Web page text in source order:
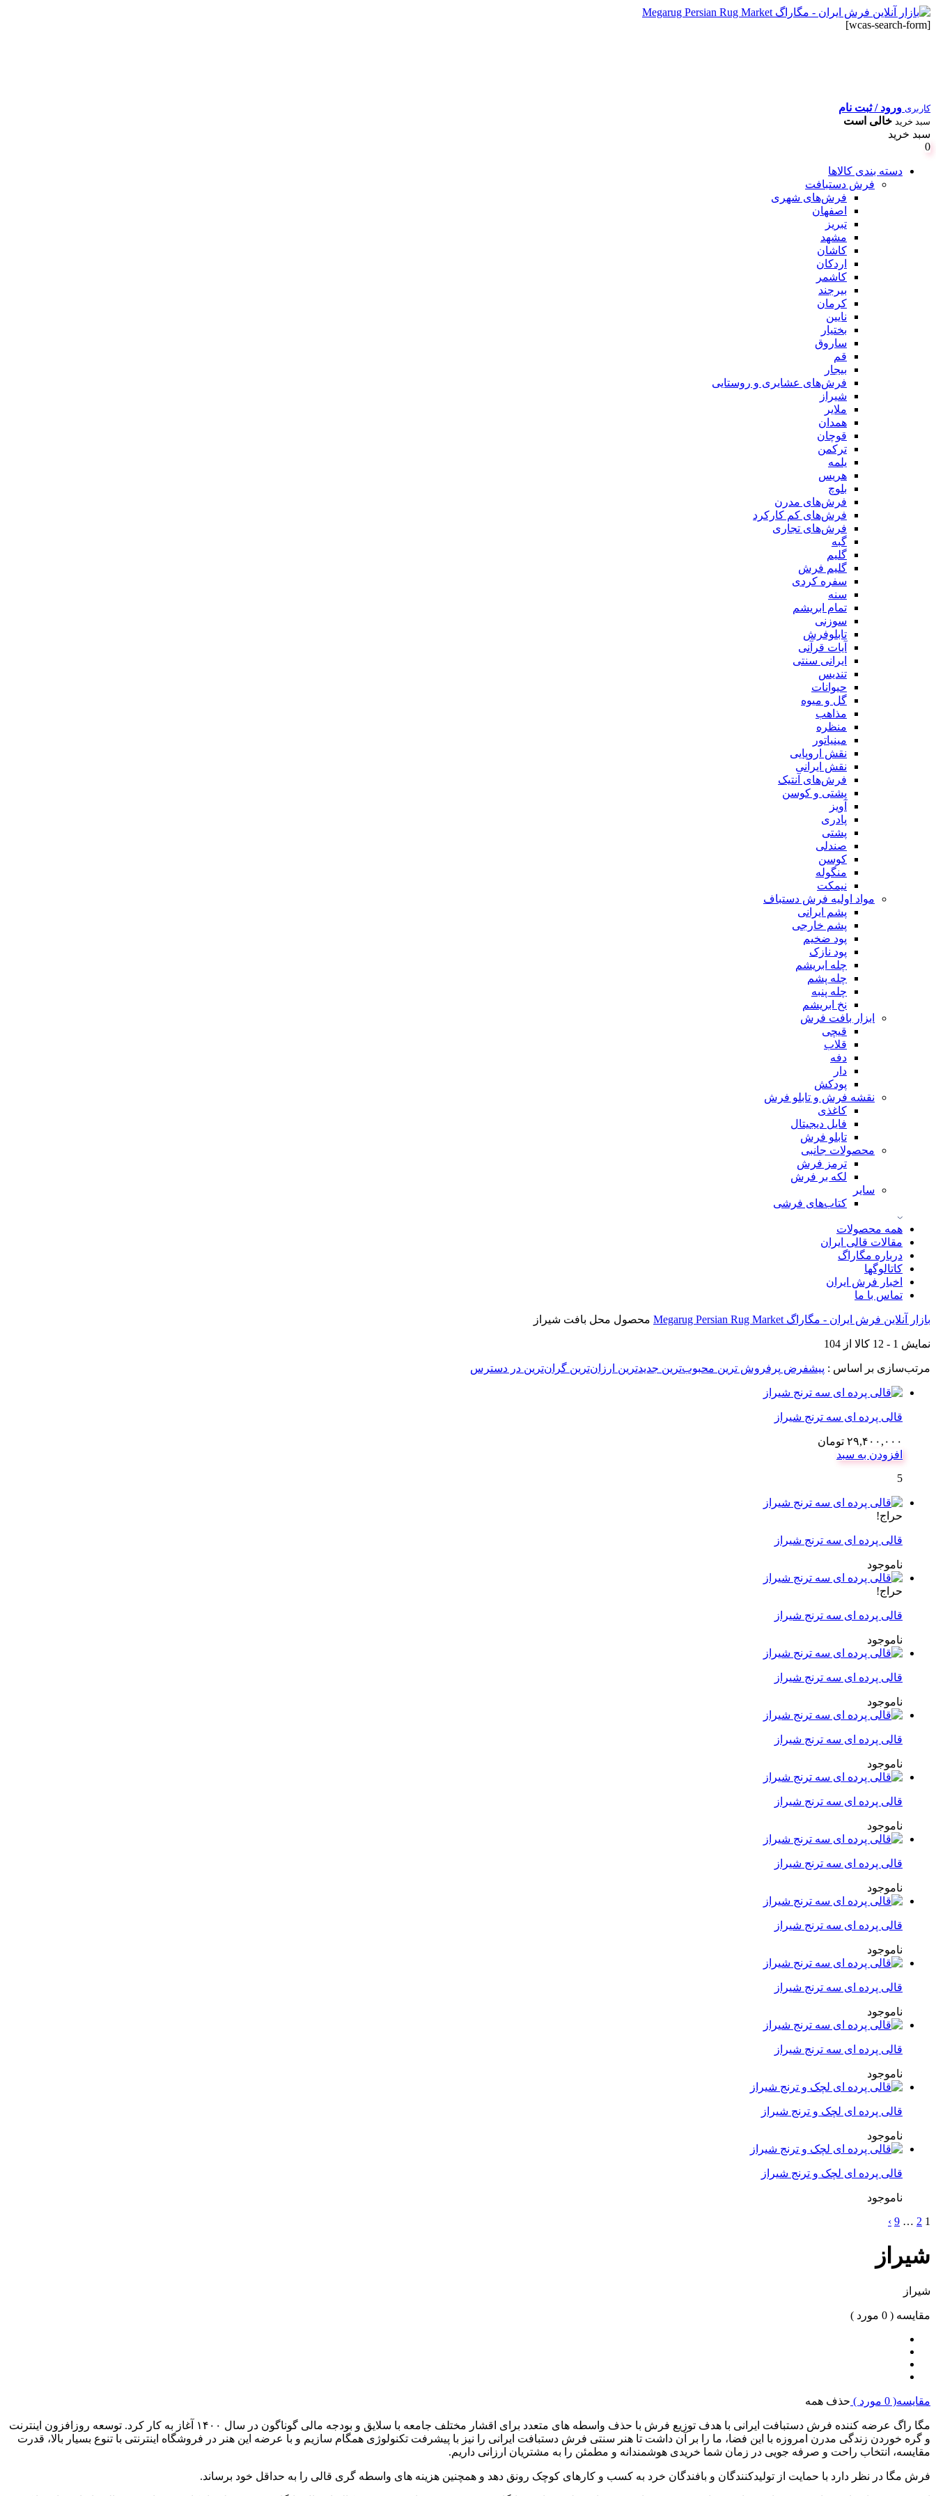
[wcas-search-form]
کاربری ورود / ثبت نام
سبد خرید خالی است
سبد خرید
0
دسته بندی کالاها
فرش دستبافت
فرش‌های شهری
اصفهان
تبریز
مشهد
کاشان
اردکان
کاشمر
بیرجند
کرمان
نایین
بختیار
ساروق
قم
بیجار
فرش‌های عشایری و روستایی
شیراز
ملایر
همدان
قوچان
ترکمن
یلمه
هریس
بلوچ
فرش‌های مدرن
فرش‌های کم کارکرد
فرش‌های تجاری
گبه
گلیم
گلیم فرش
سفره کردی
سنه
تمام ابریشم
سوزنی
تابلوفرش
آیات قرآنی
ایرانی سنتی
تندیس
حیوانات
گل و میوه
مذاهب
منظره
مینیاتور
نقش اروپایی
نقش ایرانی
فرش‌های آنتیک
پشتی و کوسن
آویز
پادری
پشتی
صندلی
کوسن
منگوله
نیمکت
مواد اولیه فرش دستباف
پشم ایرانی
پشم خارجی
پود ضخیم
پود نازک
چله ابریشم
چله پشم
چله پنبه
نخ ابریشم
ابزار بافت فرش
قیچی
قلاب
دفه
دار
پودکش
نقشه فرش و تابلو فرش
کاغذی
فایل دیجیتال
تابلو فرش
محصولات جانبی
ترمز فرش
لکه بر فرش
سایر
کتاب‌های فرشی
همه محصولات
مقالات قالی ایران
درباره مگاراگ
کاتالوگها
اخبار فرش ایران
تماس با ما
بازار آنلاین فرش ایران - مگاراگ Megarug Persian Rug Market محصول محل بافت شیراز
نمایش 1
-
12 کالا از 104
مرتب‌سازی بر اساس : پیشفرض پرفروش ترین محبوب‌ترین جدیدترین ارزان‌ترین گران‌ترین در دسترس
قالی پرده ای سه ترنج شیراز
۲۹,۴۰۰,۰۰۰ تومان
افزودن به سبد
5
حراج!
قالی پرده ای سه ترنج شیراز
ناموجود
حراج!
قالی پرده ای سه ترنج شیراز
ناموجود
قالی پرده ای سه ترنج شیراز
ناموجود
قالی پرده ای سه ترنج شیراز
ناموجود
قالی پرده ای سه ترنج شیراز
ناموجود
قالی پرده ای سه ترنج شیراز
ناموجود
قالی پرده ای سه ترنج شیراز
ناموجود
قالی پرده ای سه ترنج شیراز
ناموجود
قالی پرده ای سه ترنج شیراز
ناموجود
قالی پرده ای لچک و ترنج شیراز
ناموجود
قالی پرده ای لچک و ترنج شیراز
ناموجود
1
2
…
9
›
شیراز
شیراز
مقایسه ( 0 مورد )
مقایسه( 0 مورد ) حذف همه
مگا راگ عرضه کننده فرش دستبافت ایرانی با هدف توزیع فرش با حذف واسطه های متعدد برای اقشار مختلف جامعه با سلایق و بودجه مالی گوناگون در سال آغاز به کار کرد. توسعه روزافزون اینترنت
و گره خوردن زندگی مدرن امروزه با این فضا، ما را بر آن داشت تا هنر سنتی فرش دستبافت ایرانی را نیز با پیشرفت تکنولوژی همگام سازیم و با عرضه این هنر در فروشگاه اینترنتی با تنوع بسیار بالا، قدرت
مقایسه، انتخاب راحت و صرفه جویی در زمان شما خریدی هوشمندانه و مطمئن را به مشتریان ارزانی داریم.
فرش مگا در نظر دارد با حمایت از تولیدکنندگان و بافندگان خرد به کسب و کارهای کوچک رونق دهد و همچنین هزینه های واسطه گری قالی را به حداقل خود برساند.